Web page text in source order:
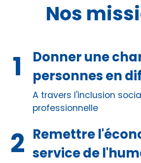
Nos
Donner une
personnes en
A travers l'inclusion
professionnelle
Remettre
service de